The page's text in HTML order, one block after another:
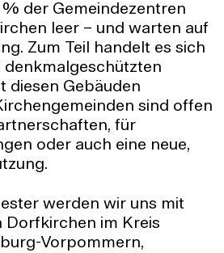
der Gemeindezentren
leer – und warten auf
Zum Teil handelt es sich
denkmalgeschützten
diesen Gebäuden
sind offen
für
oder auch eine neue,
werden wir uns mit
Dorfkirchen im Kreis
Vorpommern,